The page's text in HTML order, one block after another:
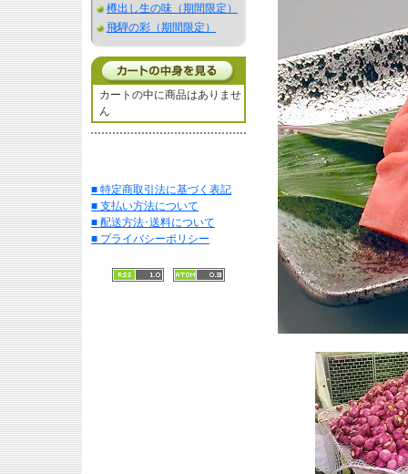
樽出し生の味（期間限定）
飛騨の彩（期間限定）
カートの中に商品はありませ
ん
■ 特定商取引法に基づく表記
■ 支払い方法について
■ 配送方法･送料について
■ プライバシーポリシー